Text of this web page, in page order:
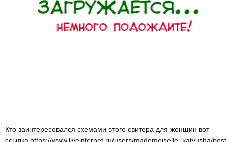
Кто заинтересовался схемами этого свитера для женщин вот